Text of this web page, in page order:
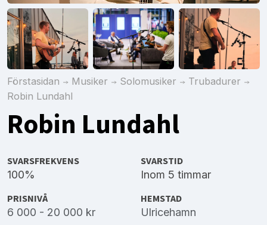
Förstasidan Musiker Solomusiker
Trubadurer
Robin Lundahl
Robin Lundahl
SVARSFREKVENS
100%
SVARSTID
Inom 5 timmar
PRISNIVÅ
6 000 - 20 000 kr
HEMSTAD
Ulricehamn